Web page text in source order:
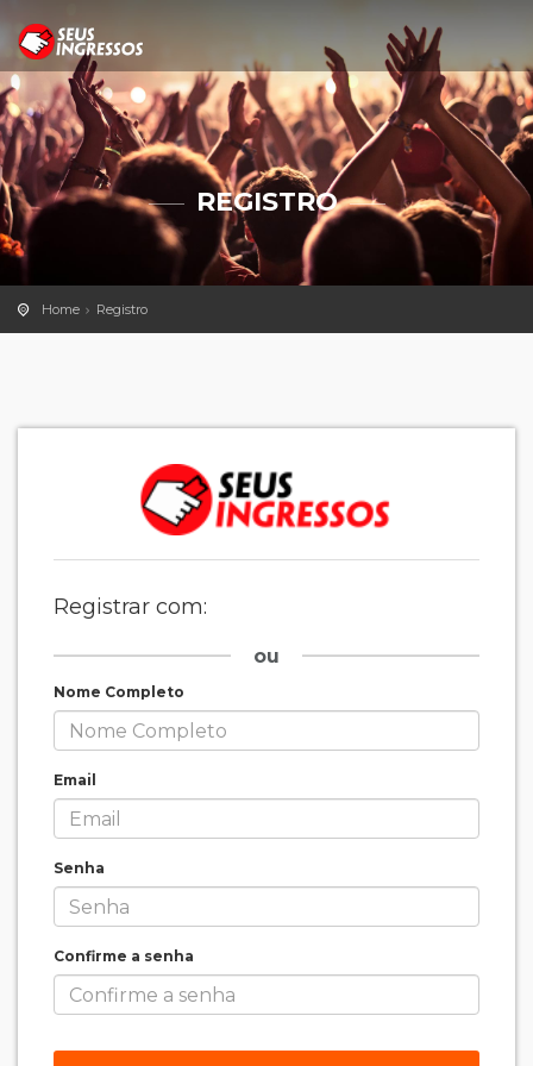
REGISTRO
Home Registro
Registrar com:
ou
Nome Completo
Email
Senha
Confirme a senha